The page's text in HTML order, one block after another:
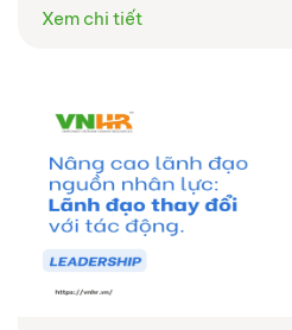
Xem chi tiết